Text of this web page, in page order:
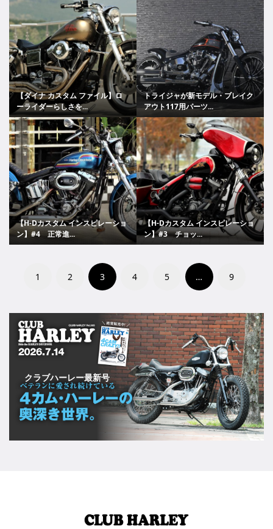
【ダイナ カスタム ファイル】ロ
ーライダーらしさを...
トライジャが新モデル・ブレイク
アウト117用パーツ...
【H-Dカスタム インスピレーショ
ン】#4 正常進...
【H-Dカスタム インスピレーショ
ン】#3 チョッ...
1 2 3 4 5 … 9
クラブハーレー最新号